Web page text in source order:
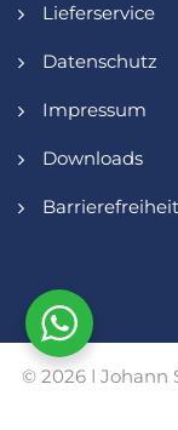
Lieferservice
Datenschutz
Impressum
Downloads
© 2026 | Johann